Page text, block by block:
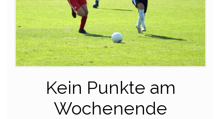
Kein Punkte am
Wochenende